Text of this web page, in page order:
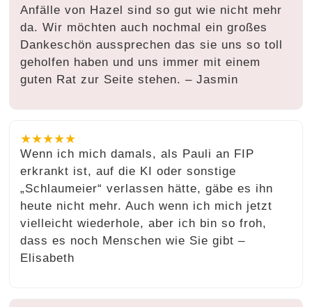
Anfälle von Hazel sind so gut wie nicht mehr
da. Wir möchten auch nochmal ein großes
Dankeschön aussprechen das sie uns so toll
geholfen haben und uns immer mit einem
guten Rat zur Seite stehen. – Jasmin
★★★★★
Wenn ich mich damals, als Pauli an FIP
erkrankt ist, auf die KI oder sonstige
„Schlaumeier“ verlassen hätte, gäbe es ihn
heute nicht mehr. Auch wenn ich mich jetzt
vielleicht wiederhole, aber ich bin so froh,
dass es noch Menschen wie Sie gibt –
Elisabeth